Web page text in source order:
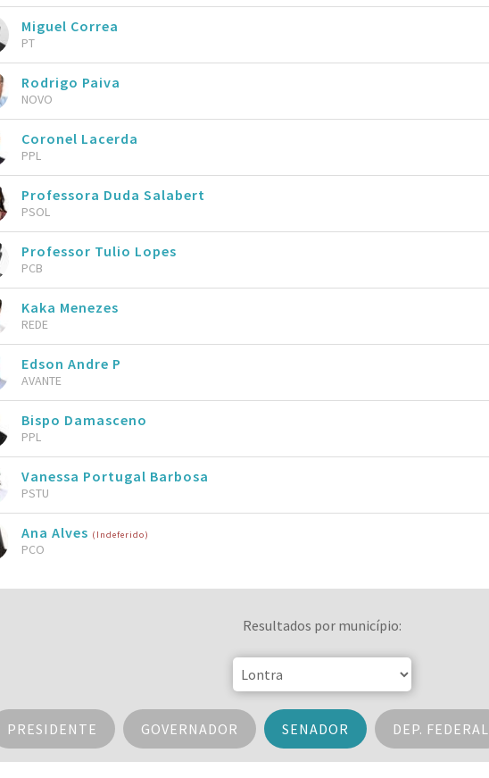
Miguel Correa
PT
Rodrigo Paiva
NOVO
Coronel Lacerda
PPL
Professora Duda Salabert
PSOL
Professor Tulio Lopes
PCB
Kaka Menezes
REDE
Edson Andre P
AVANTE
Bispo Damasceno
PPL
Vanessa Portugal Barbosa
PSTU
Ana Alves (Indeferido)
PCO
Resultados por município:
PRESIDENTE GOVERNADOR SENADOR DEP. FEDERAL